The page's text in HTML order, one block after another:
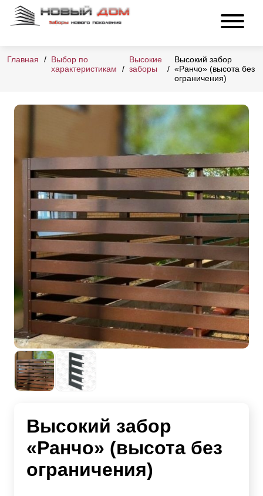
Главная
Выбор по
характеристикам
Высокие
заборы
Высокий забор
«Ранчо» (высота без
ограничения)
Высокий забор
«Ранчо» (высота без
ограничения)